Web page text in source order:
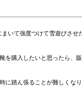
いて強度つけて雪遊びさせ
購入したいと思ったら、販
に踏ん張ることが難しく